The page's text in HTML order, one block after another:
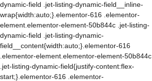
dynamic-field .jet-listing-dynamic-field__inline-
wrap{width:auto;}.elementor-616 .elementor-
element.elementor-element-50b844c .jet-listing-
dynamic-field .jet-listing-dynamic-
field__content{width:auto;}.elementor-616
.elementor-element.elementor-element-50b844c
.jet-listing-dynamic-field{justify-content:flex-
start;}.elementor-616 .elementor-